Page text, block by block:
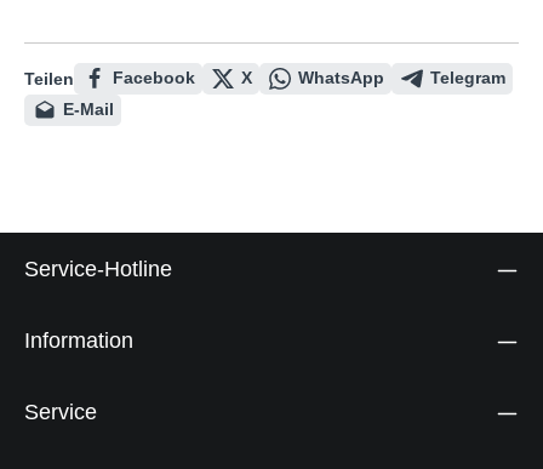
Teilen Facebook X WhatsApp
Telegram
E-Mail
Service-Hotline
Information
Service